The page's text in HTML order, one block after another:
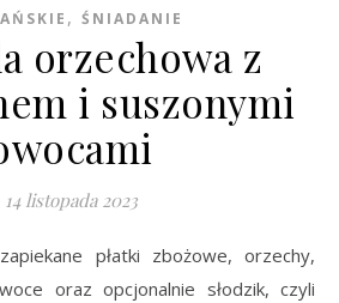
, ŚNIADANIE
orzechowa z
i suszonymi
14 listopada 2023
płatki zbożowe, orzechy,
oraz opcjonalnie słodzik, czyli